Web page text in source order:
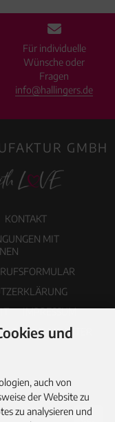
Für individuelle
Wünsche oder
Fragen
info@hallingers.de
GMBH
KONTAKT
MIT
IMPRESSUM
NEWSLETTER
und
auch von
der Website zu
zu analysieren und